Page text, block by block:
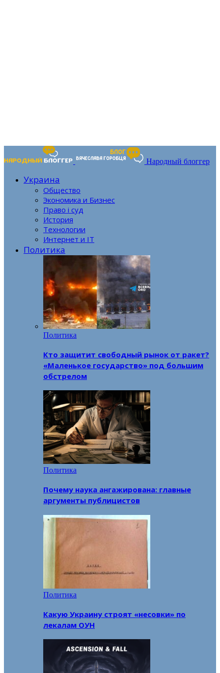
Народный блоггер
Украина
Общество
Экономика и Бизнес
Право і суд
История
Технологии
Интернет и IT
Политика
Политика
Кто защитит свободный рынок от ракет?
«Маленькое государство» под большим
обстрелом
Политика
Почему наука ангажирована: главные
аргументы публицистов
Политика
Какую Украину строят «несовки» по
лекалам ОУН